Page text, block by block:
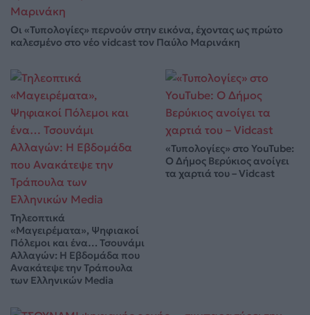
Οι «Τυπολογίες» περνούν στην εικόνα, έχοντας ως πρώτο
καλεσμένο στο νέο vidcast τον Παύλο Μαρινάκη
Τηλεοπτικά
«Μαγειρέματα», Ψηφιακοί
Πόλεμοι και ένα… Τσουνάμι
Αλλαγών: Η Εβδομάδα που
Ανακάτεψε την Τράπουλα
των Ελληνικών Media
«Τυπολογίες» στο YouTube:
Ο Δήμος Βερύκιος ανοίγει
τα χαρτιά του – Vidcast